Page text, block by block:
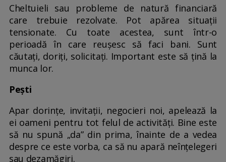
Cheltuieli sau probleme de natură financiară
care trebuie rezolvate. Pot apărea situații
tensionate. Cu toate acestea, sunt într-o
perioadă în care reușesc să faci bani. Sunt
căutați, doriți, solicitați. Important este să țină la
munca lor.
Pești
Apar dorințe, invitații, negocieri noi, apelează la
ei oameni pentru tot felul de activități. Bine este
să nu spună „da” din prima, înainte de a vedea
despre ce este vorba, ca să nu apară neînțelegeri
sau dezamăgiri.